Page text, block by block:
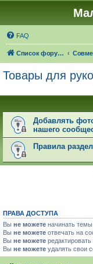
FAQ
Список форумов
Товары для
Добавлять
нашего
Правила
ПРАВА ДОСТУПА
Вы не можете начинать темы
Вы не можете отвечать на
Вы не можете
Вы не можете удалять свои